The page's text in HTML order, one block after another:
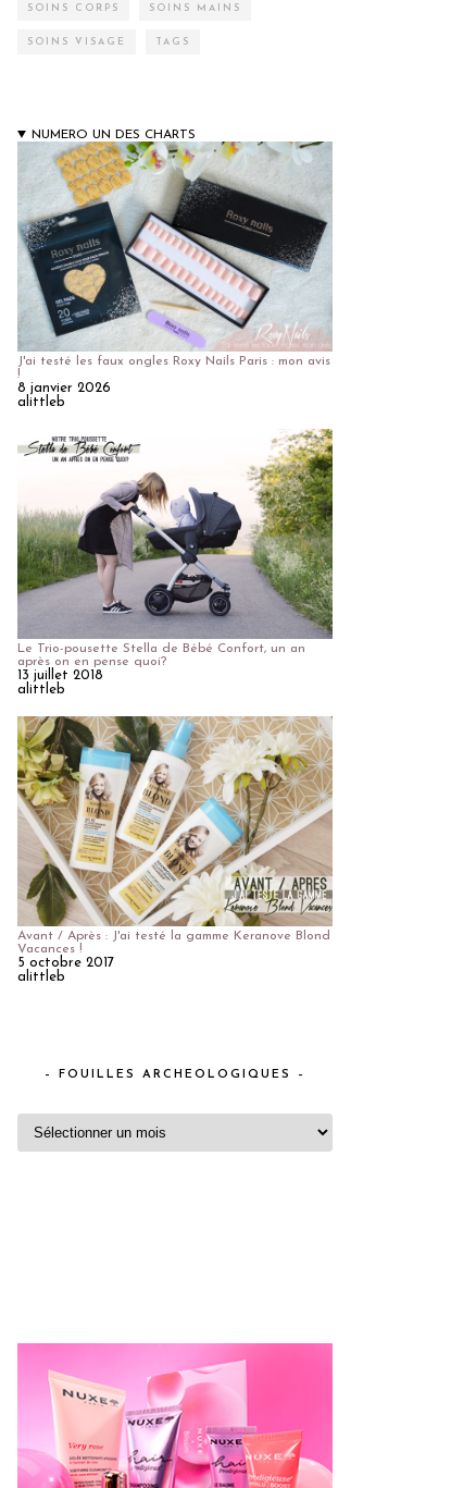
SOINS CORPS SOINS MAINS
SOINS VISAGE TAGS
NUMERO UN DES CHARTS
J'ai testé les faux ongles Roxy Nails Paris : mon avis
!
8 janvier 2026
alittleb
Le Trio-pousette Stella de Bébé Confort, un an
après on en pense quoi?
13 juillet 2018
alittleb
Avant / Après : J'ai testé la gamme Keranove Blond
Vacances !
5 octobre 2017
alittleb
– FOUILLES ARCHEOLOGIQUES –